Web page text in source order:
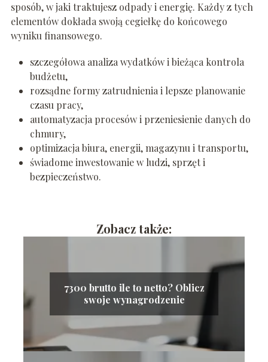
sposób, w jaki traktujesz odpady i energię. Każdy z tych
elementów dokłada swoją cegiełkę do końcowego
wyniku finansowego.
szczegółowa analiza wydatków i bieżąca kontrola
budżetu,
rozsądne formy zatrudnienia i lepsze planowanie
czasu pracy,
automatyzacja procesów i przeniesienie danych do
chmury,
optimizacja biura, energii, magazynu i transportu,
świadome inwestowanie w ludzi, sprzęt i
bezpieczeństwo.
Zobacz także:
7300 brutto ile to netto? Oblicz
swoje wynagrodzenie